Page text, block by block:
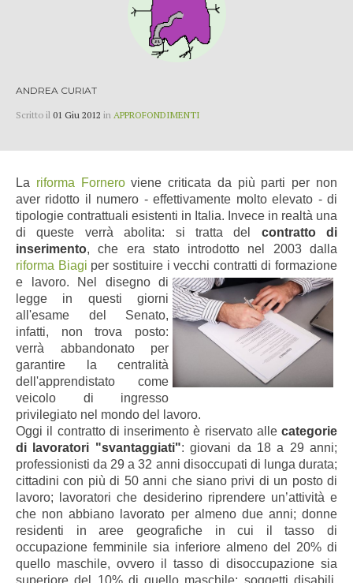
ANDREA CURIAT
Scritto il 01 Giu 2012 in APPROFONDIMENTI
La riforma Forneroviene criticata da più parti per non
aver ridotto il numero - effettivamente molto elevato - di
tipologie contrattuali esistenti in Italia. Invece in realtà una
di queste verrà abolita: si tratta del contratto di
inserimento, che era stato introdotto nel 2003 dalla
riforma Biagi per sostituire i vecchi contratti di formazione
e lavoro.
Nel disegno di
legge in questi giorni
all'esame del Senato,
infatti, non trova posto:
verrà abbandonato per
garantire la centralità
dell'apprendistato come
veicolo di ingresso
privilegiato nel mondo del lavoro.
Oggi il contratto di inserimento è riservato alle categorie
di lavoratori "svantaggiati": giovani da 18 a 29 anni;
professionisti da 29 a 32 anni disoccupati di lunga durata;
cittadini con più di 50 anni che siano privi di un posto di
lavoro; lavoratori che desiderino riprendere un’attività e
che non abbiano lavorato per almeno due anni; donne
residenti in aree geografiche in cui il tasso di
occupazione femminile sia inferiore almeno del 20% di
quello maschile, ovvero il tasso di disoccupazione sia
superiore del 10% di quello maschile; soggetti disabili.